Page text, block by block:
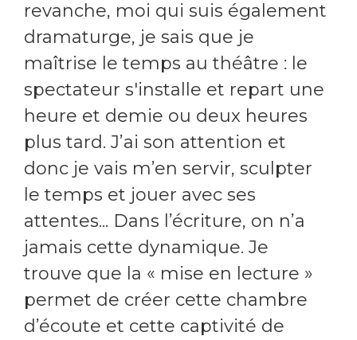
revanche, moi qui suis également
dramaturge, je sais que je
maîtrise le temps au théâtre : le
spectateur s'installe et repart une
heure et demie ou deux heures
plus tard. J’ai son attention et
donc je vais m’en servir, sculpter
le temps et jouer avec ses
attentes... Dans l’écriture, on n’a
jamais cette dynamique. Je
trouve que la « mise en lecture »
permet de créer cette chambre
d’écoute et cette captivité de